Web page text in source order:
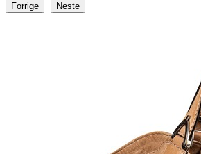
Forrige Neste